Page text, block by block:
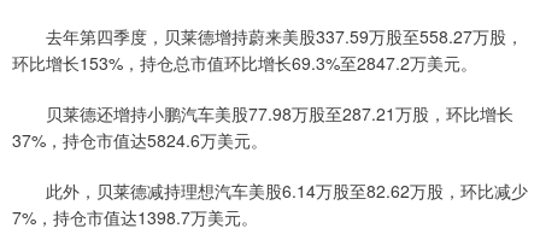
去年第四季度，贝莱德增持蔚来美股337.59万股至558.27万股，
环比增长153%，持仓总市值环比增长69.3%至2847.2万美元。
贝莱德还增持小鹏汽车美股77.98万股至287.21万股，环比增长
37%，持仓市值达5824.6万美元。
此外，贝莱德减持理想汽车美股6.14万股至82.62万股，环比减少
7%，持仓市值达1398.7万美元。